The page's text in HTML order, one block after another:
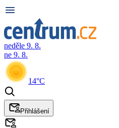
neděle 9. 8.
ne 9. 8.
14°C
Přihlášení